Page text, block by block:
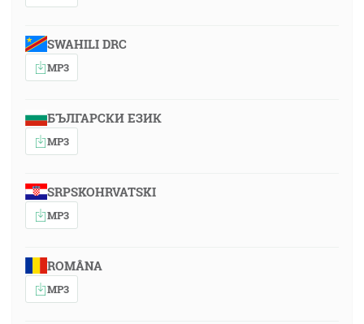
SWAHILI DRC
MP3
БЪЛГАРСКИ ЕЗИК
MP3
SRPSKOHRVATSKI
MP3
ROMÂNA
MP3